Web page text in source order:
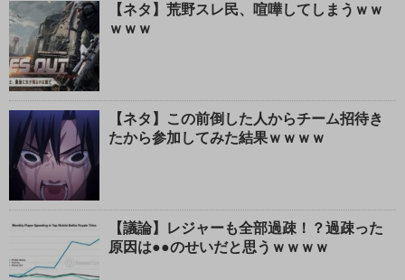
【ネタ】荒野スレ民、喧嘩してしまうｗｗ
ｗｗｗ
【ネタ】この前倒した人からチーム招待き
たから参加してみた結果ｗｗｗｗ
【議論】レジャーも全部過疎！？過疎った
原因は●●のせいだと思うｗｗｗｗ